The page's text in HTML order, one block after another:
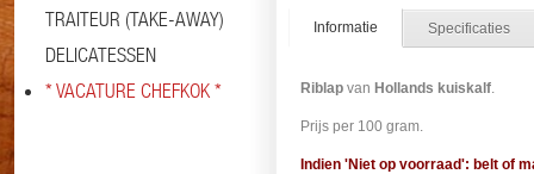
TRAITEUR (TAKE-AWAY)
DELICATESSEN
* VACATURE CHEFKOK *
Informatie Specificaties
Riblap van Hollands kuiskalf.
Prijs per 100 gram.
Indien 'Niet op voorraad': belt of